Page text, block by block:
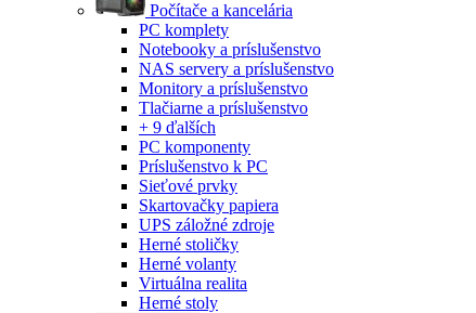
Počítače a kancelária
PC komplety
Notebooky a príslušenstvo
NAS servery a príslušenstvo
Monitory a príslušenstvo
Tlačiarne a príslušenstvo
+ 9 ďalších
PC komponenty
Príslušenstvo k PC
Sieťové prvky
Skartovačky papiera
UPS záložné zdroje
Herné stoličky
Herné volanty
Virtuálna realita
Herné stoly